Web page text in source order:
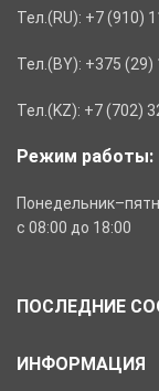
Тел.(RU): +7 (910)
Тел.(BY): +375 (29)
Тел.(KZ): +7 (702)
Режим работы:
с 08:00 до 18:00
ПОСЛЕДНИЕ
ИНФОРМАЦИЯ